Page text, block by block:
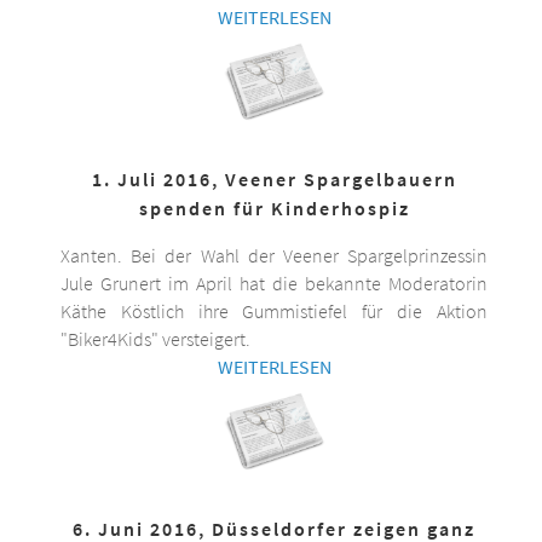
WEITERLESEN
1. Juli 2016, Veener Spargelbauern
spenden für Kinderhospiz
Xanten. Bei der Wahl der Veener Spargelprinzessin
Jule Grunert im April hat die bekannte Moderatorin
Käthe Köstlich ihre Gummistiefel für die Aktion
"Biker4Kids" versteigert.
WEITERLESEN
6. Juni 2016, Düsseldorfer zeigen ganz